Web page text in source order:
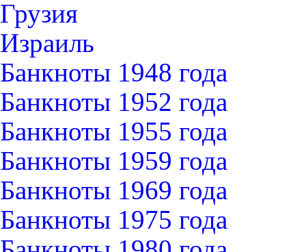
Грузия
Израиль
Банкноты 1948 года
Банкноты 1952 года
Банкноты 1955 года
Банкноты 1959 года
Банкноты 1969 года
Банкноты 1975 года